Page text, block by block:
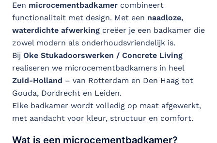
Een microcementbadkamer combineert
functionaliteit met design. Met een naadloze,
waterdichte afwerking creëer je een badkamer die
zowel modern als onderhoudsvriendelijk is.
Bij Oke Stukadoorswerken / Concrete Living
realiseren we microcementbadkamers in heel
Zuid-Holland – van Rotterdam en Den Haag tot
Gouda, Dordrecht en Leiden.
Elke badkamer wordt volledig op maat afgewerkt,
met aandacht voor kleur, structuur en comfort.
Wat is een microcementbadkamer?